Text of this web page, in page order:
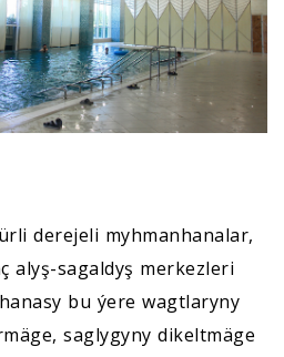
derejeli myhmanhanalar,
alyş-sagaldyş merkezleri
bu ýere wagtlaryny
saglygyny dikeltmäge